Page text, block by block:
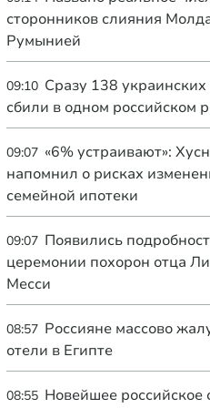
сторонников слияния
Румынией
09:10 Сразу 138
сбили в одном российском
09:07 «6% устраивают»:
напомнил о рисках
семейной ипотеки
09:07 Появились
церемонии похорон отца
Месси
08:57 Россияне массово
отели в Египте
08:55 Новейшее российское